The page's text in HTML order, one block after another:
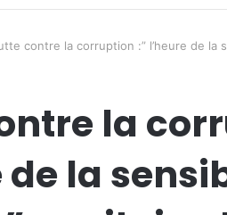
contre la corruption :” l’heure de la
la
de la